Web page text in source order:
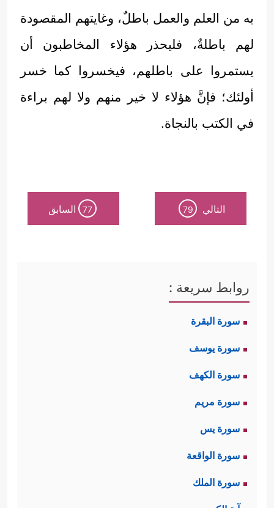
به من العلم والعمل باطلٌ، وغايتهم المقصودة
لهم باطلةٌ، فليحذر هؤلاء المخاطبون أن
يستمروا على باطلهم، فيخسروا كما خسر
أولئك؛ فإنَّ هؤلاء لا خير منهم ولا لهم براءة
في الكتب بالنجاة.
التالي 79
77 السابق
روابط سريعة :
سورة البقرة
سورة يوسف
سورة الكهف
سورة مريم
سورة يس
سورة الواقعة
سورة الملك